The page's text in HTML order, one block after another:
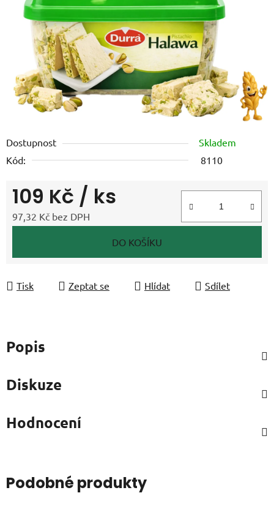
Dostupnost
Skladem
Kód:
8110
109 Kč / ks
97,32 Kč bez DPH
DO KOŠÍKU
Tisk Zeptat se Hlídat Sdílet
hvězdiček.
Popis
Diskuze
Hodnocení
Podobné produkty